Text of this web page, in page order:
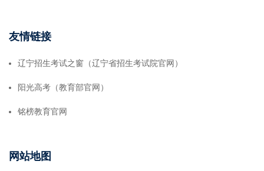
友情链接
辽宁招生考试之窗（辽宁省招生考试院官网）
阳光高考（教育部官网）
铭榜教育官网
网站地图